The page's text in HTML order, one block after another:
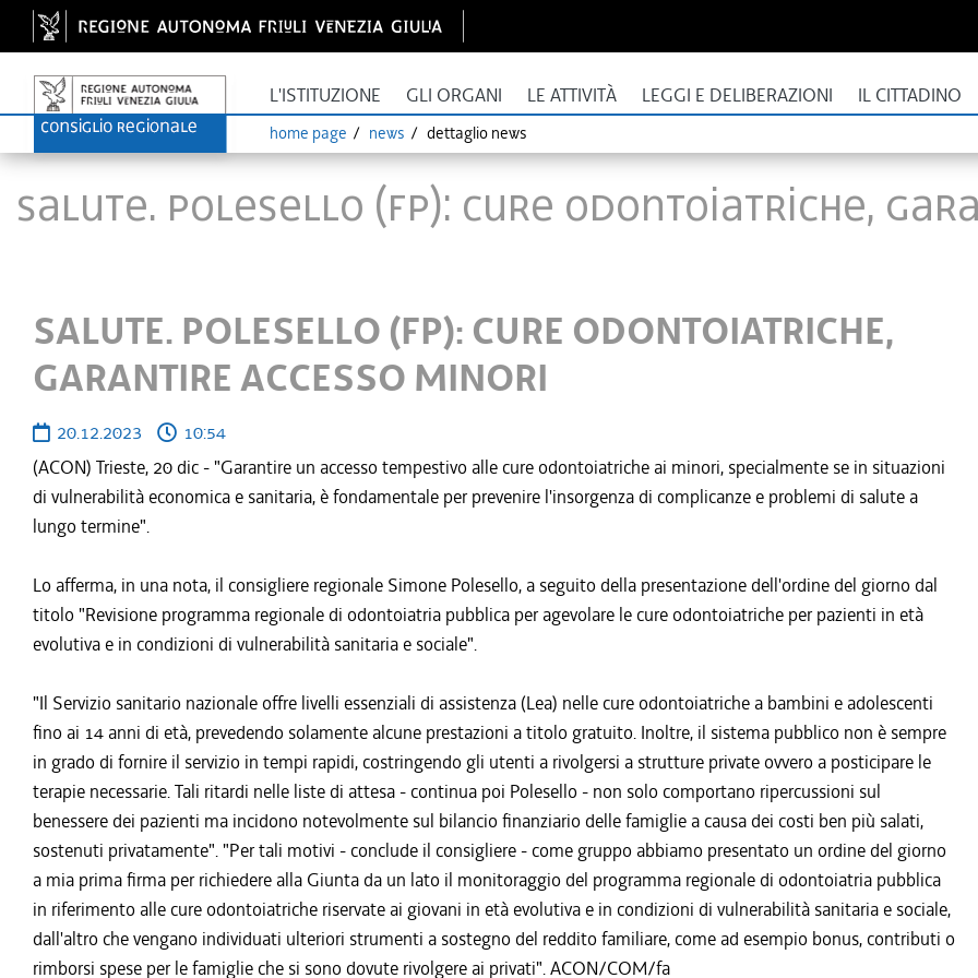
L'ISTITUZIONE GLI ORGANI LE ATTIVITÀ LEGGI E DELIBERAZIONI IL CITTADINO
home page news dettaglio news
SALUTE. POLESELLO (FP): CURE ODONTOIATRICHE,
SALUTE. POLESELLO (FP): CURE ODONTOIATRICHE,
GARANTIRE ACCESSO MINORI
20.12.2023
10:54
(ACON) Trieste, 20 dic - "Garantire un accesso tempestivo alle cure odontoiatriche ai minori, specialmente se in situazioni
di vulnerabilità economica e sanitaria, è fondamentale per prevenire l'insorgenza di complicanze e problemi di salute a
lungo termine".
Lo afferma, in una nota, il consigliere regionale Simone Polesello, a seguito della presentazione dell'ordine del giorno dal
titolo "Revisione programma regionale di odontoiatria pubblica per agevolare le cure odontoiatriche per pazienti in età
evolutiva e in condizioni di vulnerabilità sanitaria e sociale".
"Il Servizio sanitario nazionale offre livelli essenziali di assistenza (Lea) nelle cure odontoiatriche a bambini e adolescenti
fino ai 14 anni di età, prevedendo solamente alcune prestazioni a titolo gratuito. Inoltre, il sistema pubblico non è sempre
in grado di fornire il servizio in tempi rapidi, costringendo gli utenti a rivolgersi a strutture private ovvero a posticipare le
terapie necessarie. Tali ritardi nelle liste di attesa - continua poi Polesello - non solo comportano ripercussioni sul
benessere dei pazienti ma incidono notevolmente sul bilancio finanziario delle famiglie a causa dei costi ben più salati,
sostenuti privatamente". "Per tali motivi - conclude il consigliere - come gruppo abbiamo presentato un ordine del giorno
a mia prima firma per richiedere alla Giunta da un lato il monitoraggio del programma regionale di odontoiatria pubblica
in riferimento alle cure odontoiatriche riservate ai giovani in età evolutiva e in condizioni di vulnerabilità sanitaria e sociale,
dall'altro che vengano individuati ulteriori strumenti a sostegno del reddito familiare, come ad esempio bonus, contributi o
rimborsi spese per le famiglie che si sono dovute rivolgere ai privati". ACON/COM/fa